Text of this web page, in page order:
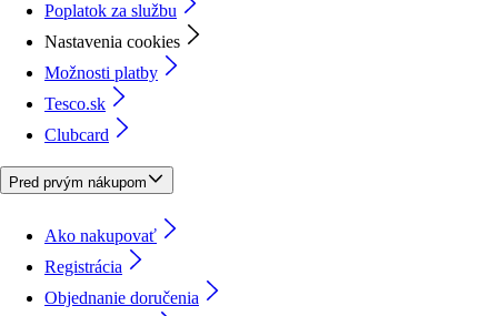
Poplatok za službu
Nastavenia cookies
Možnosti platby
Tesco.sk
Clubcard
Pred prvým nákupom
Ako nakupovať
Registrácia
Objednanie doručenia